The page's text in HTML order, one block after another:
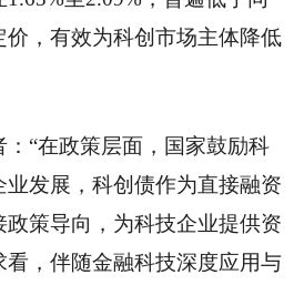
，有效为科创市场主体降低
“在政策层面，国家鼓励科
发展，科创债作为直接融资
策导向，为科技企业提供资
，伴随金融科技深度应用与